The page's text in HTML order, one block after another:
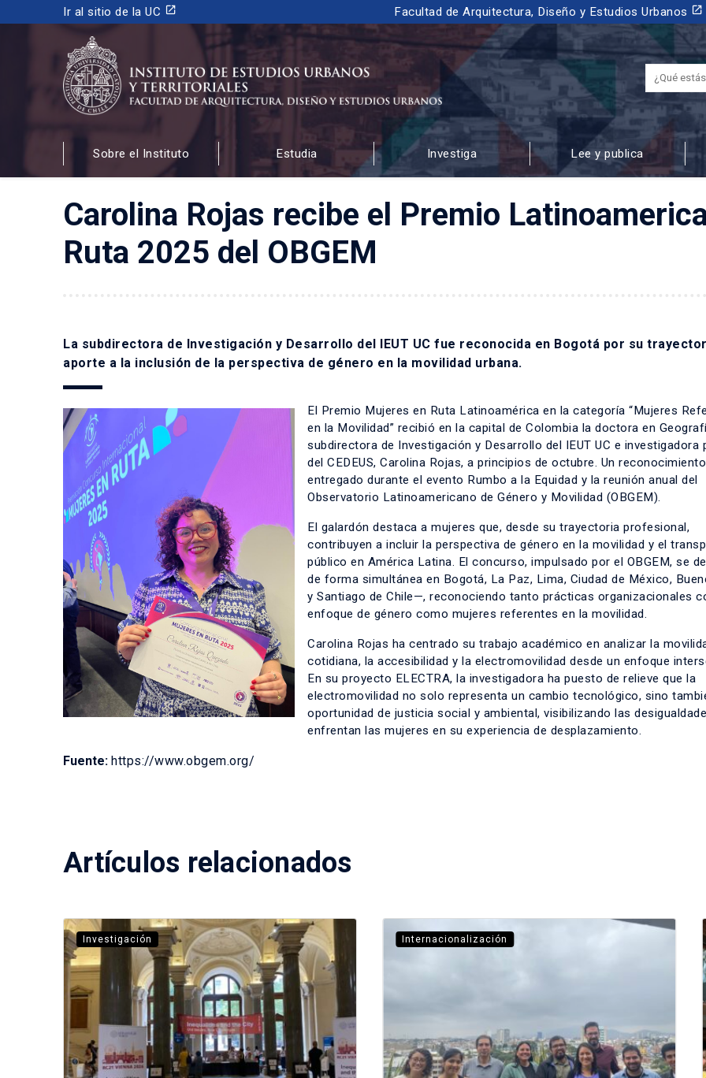
Ir al sitio de la UC launch Facultad de Arquitectura, Diseño y Estudios Urbanos launch
INSTITUTO DE ESTUDIOS URBANOS
Y TERRITORIALES
FACULTAD DE ARQUITECTURA, DISEÑO Y ESTUDIOS URBANOS
Sobre el Instituto Estudia Investiga Lee y publica
Carolina Rojas recibe el Premio
Ruta 2025 del OBGEM
La subdirectora de Investigación y Desarrollo del IEUT UC fue reconocida en Bogotá por su
aporte a la inclusión de la perspectiva de género en la movilidad urbana.
El Premio Mujeres en Ruta Latinoamérica en la categoría “Mujeres
en la Movilidad” recibió en la capital de Colombia la doctora en
subdirectora de Investigación y Desarrollo del IEUT UC e investigadora
del CEDEUS, Carolina Rojas, a principios de octubre. Un reconocimiento
entregado durante el evento Rumbo a la Equidad y la reunión anual del
Observatorio Latinoamericano de Género y Movilidad (OBGEM).
El galardón destaca a mujeres que, desde su trayectoria profesional,
contribuyen a incluir la perspectiva de género en la movilidad y el
público en América Latina. El concurso, impulsado por el OBGEM, se
de forma simultánea en Bogotá, La Paz, Lima, Ciudad de México,
y Santiago de Chile—, reconociendo tanto prácticas organizacionales
enfoque de género como mujeres referentes en la movilidad.
Carolina Rojas ha centrado su trabajo académico en analizar la
cotidiana, la accesibilidad y la electromovilidad desde un enfoque
En su proyecto ELECTRA, la investigadora ha puesto de relieve que la
electromovilidad no solo representa un cambio tecnológico, sino
oportunidad de justicia social y ambiental, visibilizando las
enfrentan las mujeres en su experiencia de desplazamiento.
Fuente: https://www.obgem.org/
Artículos relacionados
Investigación Internacionalización